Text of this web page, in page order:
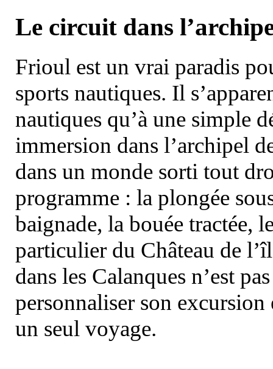
Le circuit dans
Frioul est un vrai paradis
sports nautiques. Il
nautiques qu’à une simple
immersion dans l’archipel
dans un monde sorti tout
programme : la plongée
baignade, la bouée tractée,
particulier du Château de
dans les Calanques n’est
personnaliser son
un seul voyage.